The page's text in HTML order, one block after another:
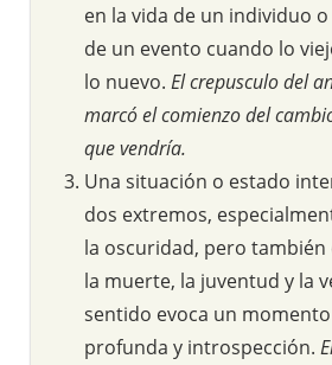
en la vida de un individuo
de un evento cuando lo
lo nuevo. El crepusculo del
marcó el comienzo del
que vendría.
Una situación o estado
dos extremos,
la oscuridad, pero también
la muerte, la juventud y la
sentido evoca un
profunda y introspección.